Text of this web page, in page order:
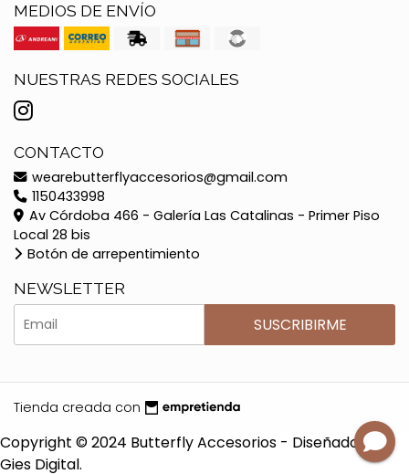
MEDIOS DE ENVÍO
NUESTRAS REDES SOCIALES
CONTACTO
wearebutterflyaccesorios@gmail.com
1150433998
Av Córdoba 466 - Galería Las Catalinas - Primer Piso
Local 28 bis
Botón de arrepentimiento
NEWSLETTER
SUSCRIBIRME
Tienda creada con
Copyright © 2024 Butterfly Accesorios - Diseñado por
Gies Digital.